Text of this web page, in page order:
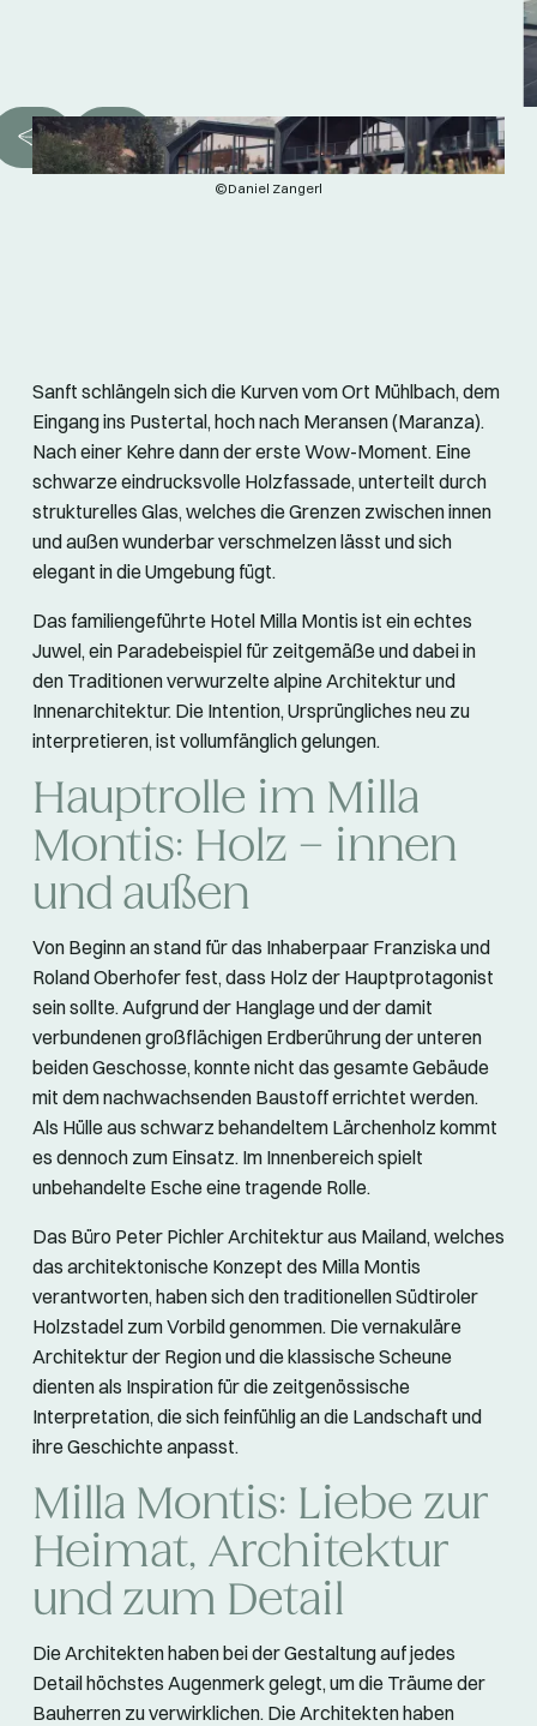
©Daniel Zangerl
Sanft schlängeln sich die Kurven vom Ort Mühlbach, dem
Eingang ins Pustertal, hoch nach Meransen (Maranza).
Nach einer Kehre dann der erste Wow-Moment. Eine
schwarze eindrucksvolle Holzfassade, unterteilt durch
strukturelles Glas, welches die Grenzen zwischen innen
und außen wunderbar verschmelzen lässt und sich
elegant in die Umgebung fügt.
Das familiengeführte Hotel Milla Montis ist ein echtes
Juwel, ein Paradebeispiel für zeitgemäße und dabei in
den Traditionen verwurzelte alpine Architektur und
Innenarchitektur. Die Intention, Ursprüngliches neu zu
interpretieren, ist vollumfänglich gelungen.
Hauptrolle im Milla
Montis: Holz – innen
und außen
Von Beginn an stand für das Inhaberpaar Franziska und
Roland Oberhofer fest, dass Holz der Hauptprotagonist
sein sollte. Aufgrund der Hanglage und der damit
verbundenen großflächigen Erdberührung der unteren
beiden Geschosse, konnte nicht das gesamte Gebäude
mit dem nachwachsenden Baustoff errichtet werden.
Als Hülle aus schwarz behandeltem Lärchenholz kommt
es dennoch zum Einsatz. Im Innenbereich spielt
unbehandelte Esche eine tragende Rolle.
Das Büro Peter Pichler Architektur aus Mailand, welches
das architektonische Konzept des Milla Montis
verantworten, haben sich den traditionellen Südtiroler
Holzstadel zum Vorbild genommen. Die vernakuläre
Architektur der Region und die klassische Scheune
dienten als Inspiration für die zeitgenössische
Interpretation, die sich feinfühlig an die Landschaft und
ihre Geschichte anpasst.
Milla Montis: Liebe zur
Heimat, Architektur
und zum Detail
Die Architekten haben bei der Gestaltung auf jedes
Detail höchstes Augenmerk gelegt, um die Träume der
Bauherren zu verwirklichen. Die Architekten haben